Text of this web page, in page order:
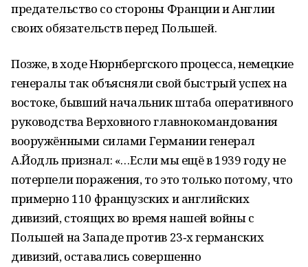
предательство со стороны Франции и Англии
своих обязательств перед Польшей.
Позже, в ходе Нюрнбергского процесса, немецкие
генералы так объясняли свой быстрый успех на
востоке, бывший начальник штаба оперативного
руководства Верховного главнокомандования
вооружёнными силами Германии генерал
А.Йодль признал: «…Если мы ещё в 1939 году не
потерпели поражения, то это только потому, что
примерно 110 французских и английских
дивизий, стоящих во время нашей войны с
Польшей на Западе против 23‑х германских
дивизий, оставались совершенно